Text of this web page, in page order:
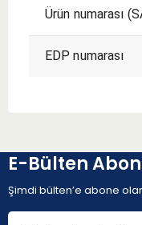
Ürün numarası
EDP numarası
E-Bülten
Şimdi bülten’e abone